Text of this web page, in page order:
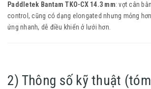
Paddletek Bantam TKO-CX 14.3 mm: vợt cân
control, cũng có dạng elongated nhưng mỏng
ứng nhanh, dễ điều khiển ở lưới hơn.
2) Thông số kỹ thuật